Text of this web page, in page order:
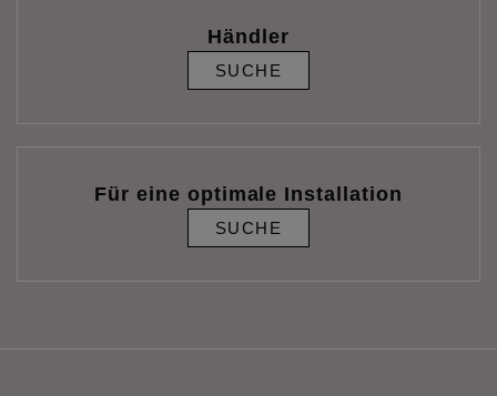
Händler
SUCHE
Für eine optimale Installation
SUCHE